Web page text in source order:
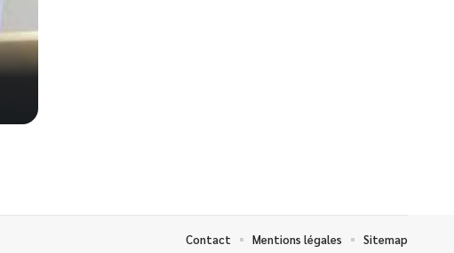
Contact Mentions légales Sitemap